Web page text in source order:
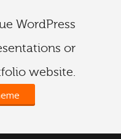
WordPress
or
website.